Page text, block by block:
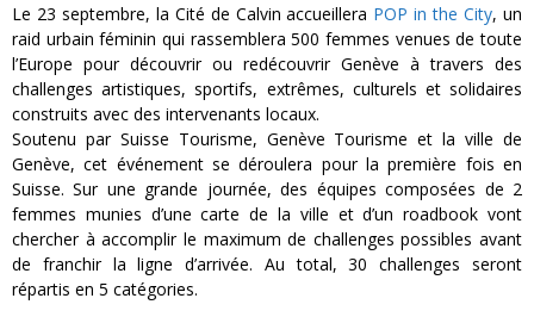
Le 23 septembre, la Cité de Calvin accueillera POP inthe City, un
raid urbain féminin qui rassemblera 500 femmes venues de toute
l’Europe pour découvrir ou redécouvrir Genève à travers des
challenges artistiques, sportifs, extrêmes, culturels et solidaires
construits avec des intervenants locaux.
Soutenu par Suisse Tourisme, Genève Tourisme et la ville de
Genève, cet événement se déroulera pour la première fois en
Suisse. Sur une grande journée, des équipes composées de 2
femmes munies d’une carte de la ville et d’unroadbook vont
chercher à accomplir le maximum de challenges possibles avant
de franchir la ligne d’arrivée. Au total, 30 challenges seront
répartis en 5 catégories.